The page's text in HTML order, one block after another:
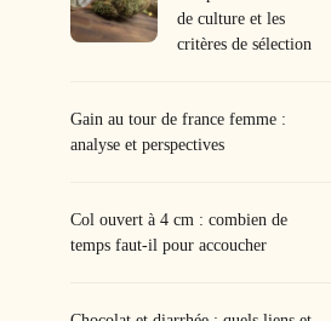
de culture et les
critères de sélection
Gain au tour de france femme :
analyse et perspectives
Col ouvert à 4 cm : combien de
temps faut-il pour accoucher